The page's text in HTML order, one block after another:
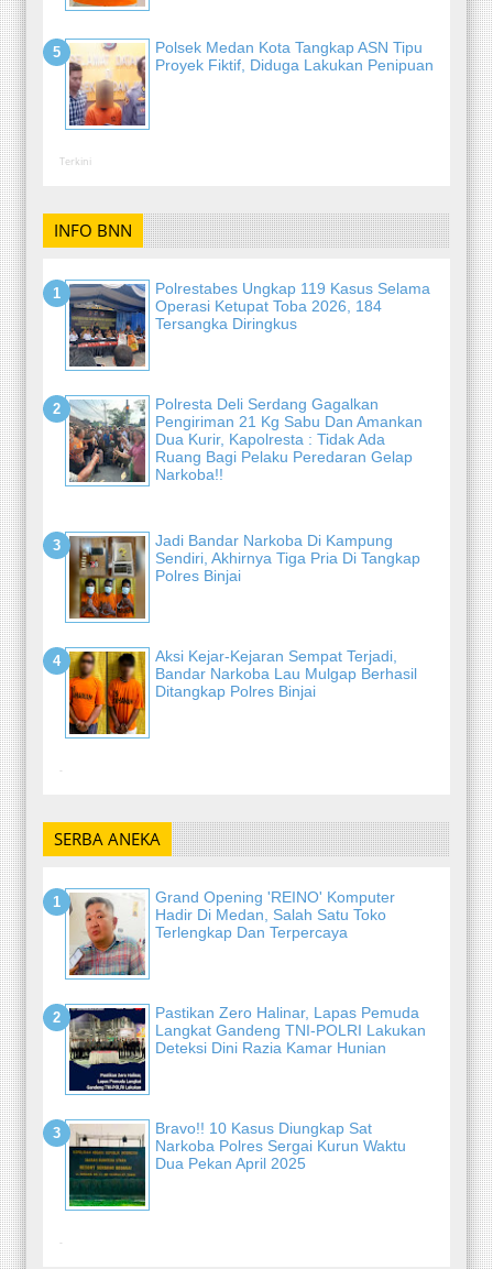
Polsek Medan Kota Tangkap ASN Tipu
Proyek Fiktif, Diduga Lakukan Penipuan
Terkini
INFO BNN
Polrestabes Ungkap 119 Kasus Selama
Operasi Ketupat Toba 2026, 184
Tersangka Diringkus
Polresta Deli Serdang Gagalkan
Pengiriman 21 Kg Sabu Dan Amankan
Dua Kurir, Kapolresta : Tidak Ada
Ruang Bagi Pelaku Peredaran Gelap
Narkoba!!
Jadi Bandar Narkoba Di Kampung
Sendiri, Akhirnya Tiga Pria Di Tangkap
Polres Binjai
Aksi Kejar-Kejaran Sempat Terjadi,
Bandar Narkoba Lau Mulgap Berhasil
Ditangkap Polres Binjai
-
SERBA ANEKA
Grand Opening 'REINO' Komputer
Hadir Di Medan, Salah Satu Toko
Terlengkap Dan Terpercaya
Pastikan Zero Halinar, Lapas Pemuda
Langkat Gandeng TNI-POLRI Lakukan
Deteksi Dini Razia Kamar Hunian
Bravo!! 10 Kasus Diungkap Sat
Narkoba Polres Sergai Kurun Waktu
Dua Pekan April 2025
-